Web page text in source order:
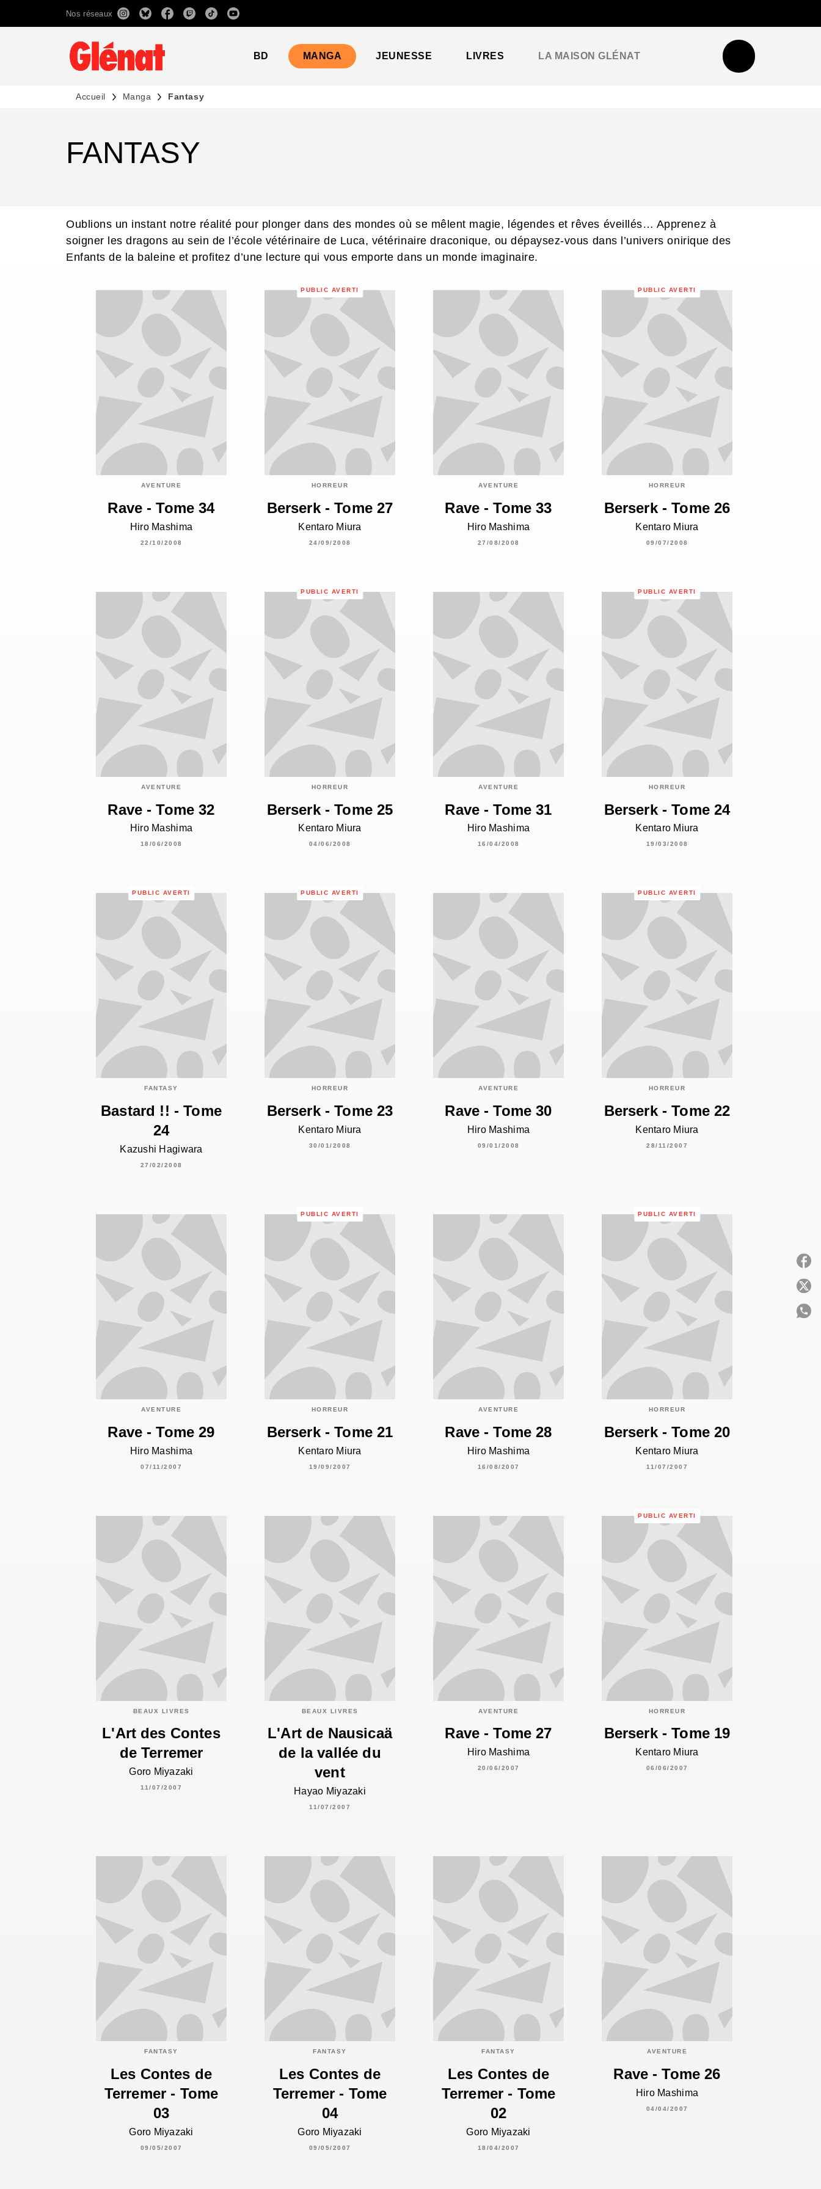
RECHERCHE CONTENU
Nos réseaux
BD MANGA JEUNESSE LIVRES LA MAISON GLÉNAT
Accueil Manga Fantasy
FANTASY
Oublions un instant notre réalité pour plonger dans des mondes où se mêlent magie, légendes et rêves éveillés… Apprenez à
soigner les dragons au sein de l’école vétérinaire de Luca, vétérinaire draconique, ou dépaysez-vous dans l’univers onirique des
Enfants de la baleine et profitez d’une lecture qui vous emporte dans un monde imaginaire.
AVENTURE
Rave - Tome 34
Hiro Mashima
22/10/2008
PUBLIC AVERTI
HORREUR
Berserk - Tome 27
Kentaro Miura
24/09/2008
AVENTURE
Rave - Tome 33
Hiro Mashima
27/08/2008
PUBLIC AVERTI
HORREUR
Berserk - Tome 26
Kentaro Miura
09/07/2008
AVENTURE
Rave - Tome 32
Hiro Mashima
18/06/2008
PUBLIC AVERTI
HORREUR
Berserk - Tome 25
Kentaro Miura
04/06/2008
AVENTURE
Rave - Tome 31
Hiro Mashima
16/04/2008
PUBLIC AVERTI
HORREUR
Berserk - Tome 24
Kentaro Miura
19/03/2008
PUBLIC AVERTI
FANTASY
Bastard !! - Tome
24
Kazushi Hagiwara
27/02/2008
PUBLIC AVERTI
HORREUR
Berserk - Tome 23
Kentaro Miura
30/01/2008
AVENTURE
Rave - Tome 30
Hiro Mashima
09/01/2008
PUBLIC AVERTI
HORREUR
Berserk - Tome 22
Kentaro Miura
28/11/2007
AVENTURE
Rave - Tome 29
Hiro Mashima
07/11/2007
PUBLIC AVERTI
HORREUR
Berserk - Tome 21
Kentaro Miura
19/09/2007
AVENTURE
Rave - Tome 28
Hiro Mashima
16/08/2007
PUBLIC AVERTI
HORREUR
Berserk - Tome 20
Kentaro Miura
11/07/2007
BEAUX LIVRES
L'Art des Contes
de Terremer
Goro Miyazaki
11/07/2007
BEAUX LIVRES
L'Art de Nausicaä
de la vallée du
vent
Hayao Miyazaki
11/07/2007
AVENTURE
Rave - Tome 27
Hiro Mashima
20/06/2007
PUBLIC AVERTI
HORREUR
Berserk - Tome 19
Kentaro Miura
06/06/2007
FANTASY
Les Contes de
Terremer - Tome
03
Goro Miyazaki
09/05/2007
FANTASY
Les Contes de
Terremer - Tome
04
Goro Miyazaki
09/05/2007
FANTASY
Les Contes de
Terremer - Tome
02
Goro Miyazaki
18/04/2007
AVENTURE
Rave - Tome 26
Hiro Mashima
04/04/2007